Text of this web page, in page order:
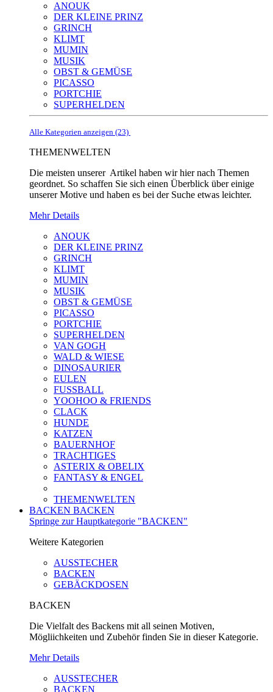
ANOUK
DER KLEINE PRINZ
GRINCH
KLIMT
MUMIN
MUSIK
OBST & GEMÜSE
PICASSO
PORTCHIE
SUPERHELDEN
Alle Kategorien anzeigen (23)
THEMENWELTEN
Die meisten unserer Artikel haben wir hier nach Themen
geordnet. So schaffen Sie sich einen Überblick über einige
unserer Motive und haben es bei der Suche etwas leichter.
Mehr Details
ANOUK
DER KLEINE PRINZ
GRINCH
KLIMT
MUMIN
MUSIK
OBST & GEMÜSE
PICASSO
PORTCHIE
SUPERHELDEN
VAN GOGH
WALD & WIESE
DINOSAURIER
EULEN
FUSSBALL
YOOHOO & FRIENDS
CLACK
HUNDE
KATZEN
BAUERNHOF
TRACHTIGES
ASTERIX & OBELIX
FANTASY & ENGEL
THEMENWELTEN
BACKEN BACKEN
Springe zur Hauptkategorie "BACKEN"
Weitere Kategorien
AUSSTECHER
BACKEN
GEBÄCKDOSEN
BACKEN
Die Vielfalt des Backens mit all seinen Motiven,
Mögliichkeiten und Zubehör finden Sie in dieser Kategorie.
Mehr Details
AUSSTECHER
BACKEN